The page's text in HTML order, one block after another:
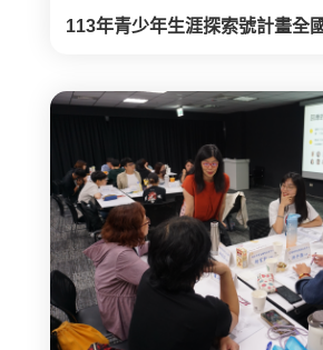
113年青少年生涯探索號計畫全